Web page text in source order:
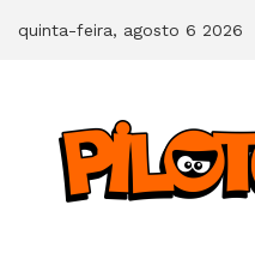
quinta-feira, agosto 6 2026